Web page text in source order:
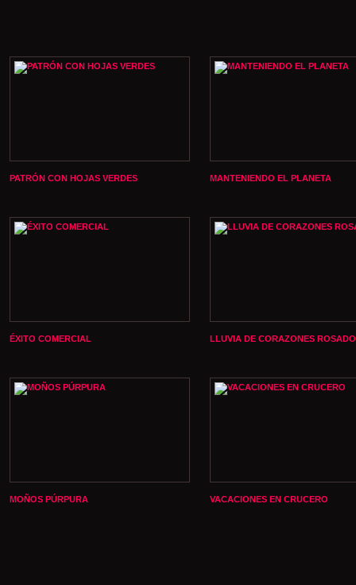
PATRÓN CON HOJAS VERDES MANTENIENDO EL PLANETA
ÉXITO COMERCIAL LLUVIA DE CORAZONES
MOÑOS PÚRPURA VACACIONES EN CRUCERO